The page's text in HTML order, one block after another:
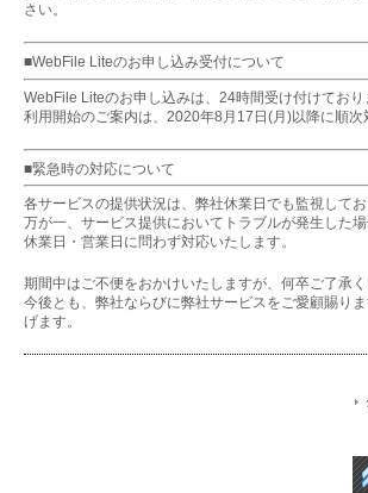
さい。
■WebFile Liteのお申し込み受付について
WebFile Liteのお申し込みは、24時間受け付けており
利用開始のご案内は、2020年8月17日(月)以降に順次
■緊急時の対応について
各サービスの提供状況は、弊社休業日でも監視してお
万が一、サービス提供においてトラブルが発生した場
休業日・営業日に問わず対応いたします。
期間中はご不便をおかけいたしますが、何卒ご了承く
今後とも、弊社ならびに弊社サービスをご愛顧賜り
げます。